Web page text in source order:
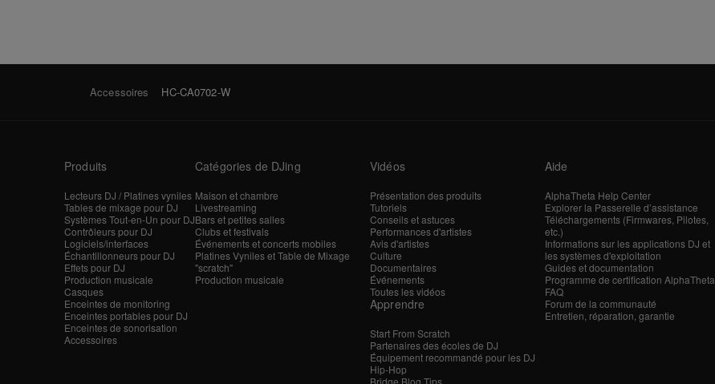
Accessoires HC-CA0702-W
Produits
Lecteurs DJ / Platines vyniles
Tables de mixage pour DJ
Systèmes Tout-en-Un pour DJ
Contrôleurs pour DJ
Logiciels/interfaces
Échantillonneurs pour DJ
Effets pour DJ
Production musicale
Casques
Enceintes de monitoring
Enceintes portables pour DJ
Enceintes de sonorisation
Accessoires
Catégories de DJing
Maison et chambre
Livestreaming
Bars et petites salles
Clubs et festivals
Événements et concerts mobiles
Platines Vyniles et Table de Mixage
"scratch"
Production musicale
Vidéos
Présentation des produits
Tutoriels
Conseils et astuces
Performances d'artistes
Avis d'artistes
Culture
Documentaires
Événements
Toutes les vidéos
Apprendre
Start From Scratch
Partenaires des écoles de DJ
Équipement recommandé pour les DJ
Hip-Hop
Bridge Blog Tips
Aide
AlphaTheta Help Center
Explorer la Passerelle d’assistance
Téléchargements (Firmwares, Pilotes,
etc.)
Informations sur les applications DJ et
les systèmes d'exploitation
Guides et documentation
Programme de certification AlphaTheta
FAQ
Forum de la communauté
Entretien, réparation, garantie